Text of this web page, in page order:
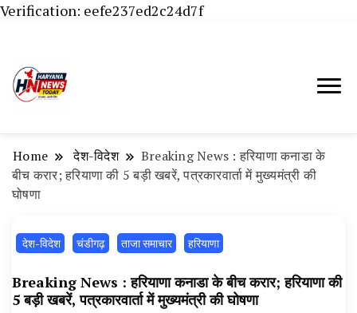
Verification: eefe237ed2c24d7f
हांसी, जींद और हरियाणा की ताजा खबरें
Haryana News Today, Haryana Live, Live
चैनल, Haryana News Today, Latest News
Hisar, Hisar Breaking News, Hansi News
Taaja Khabar, Haryana Crime News Today,
Weather Update in Haryana, Weather Alert
in Haryana, Rain Alert in Haryana, Haryana
Home ‌ देश-विदेश
Breaking News : हरियाणा कनाडा के
बीच करार; हरियाणा की 5 बड़ी खबरें, पत्रकारवार्ता में मुख्यमंत्री की
घोषणा
‌ देश-विदेश चंडीगढ़ ताजा समाचार हरियाणा
Breaking News : हरियाणा कनाडा के बीच करार; हरियाणा की
5 बड़ी खबरें, पत्रकारवार्ता में मुख्यमंत्री की घोषणा